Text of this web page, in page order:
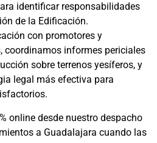
identificar responsabilidades
de la Edificación.
con promotores y
coordinamos informes periciales
sobre terrenos yesíferos, y
legal más efectiva para
online desde nuestro despacho
a Guadalajara cuando las